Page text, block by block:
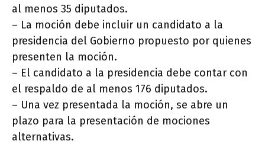
al menos 35 diputados.
– La moción debe incluir un candidato a la
presidencia del Gobierno propuesto por quienes
presenten la moción.
– El candidato a la presidencia debe contar con
el respaldo de al menos 176 diputados.
– Una vez presentada la moción, se abre un
plazo para la presentación de mociones
alternativas.